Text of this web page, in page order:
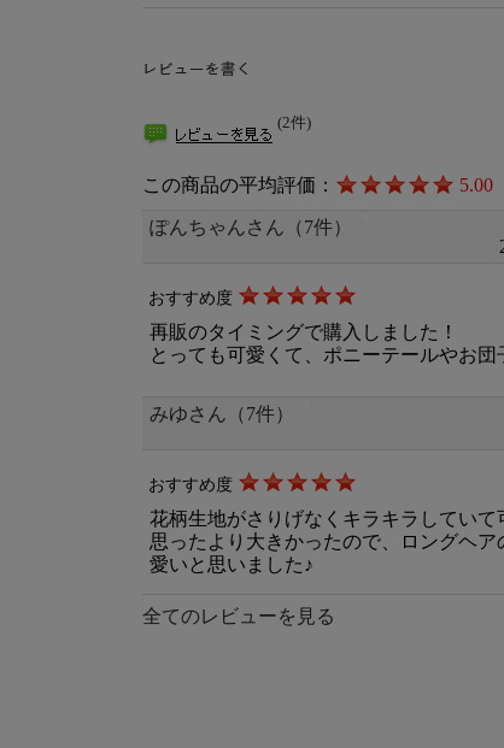
(2件)
この商品の平均評価： 5.00
ぽんちゃんさん（7件）
おすすめ度
再販のタイミングで購入しました！
とっても可愛くて、ポニーテールやお
みゆさん（7件）
おすすめ度
花柄生地がさりげなくキラキラしていて
思ったより大きかったので、ロングヘ
愛いと思いました♪
全てのレビューを見る